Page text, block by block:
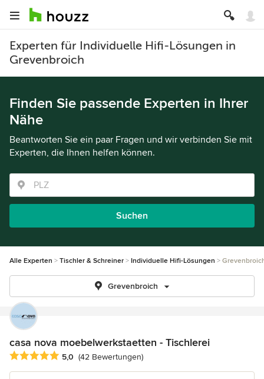
Experten für Individuelle Hifi-Lösungen in
Grevenbroich
Finden Sie passende Experten in Ihrer
Nähe
Beantworten Sie ein paar Fragen und wir verbinden Sie mit
Experten, die Ihnen helfen können.
Suchen
Alle Experten Tischler & Schreiner Individuelle Hifi-Lösungen
Grevenbroich
casa nova moebelwerkstaetten - Tischlerei
Durchschnittliche Bewertung: 5 von 5 Sternen
5,0 (42 Bewertungen)